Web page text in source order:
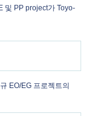
및 PP project가 Toyo-
EO/EG 프로젝트의